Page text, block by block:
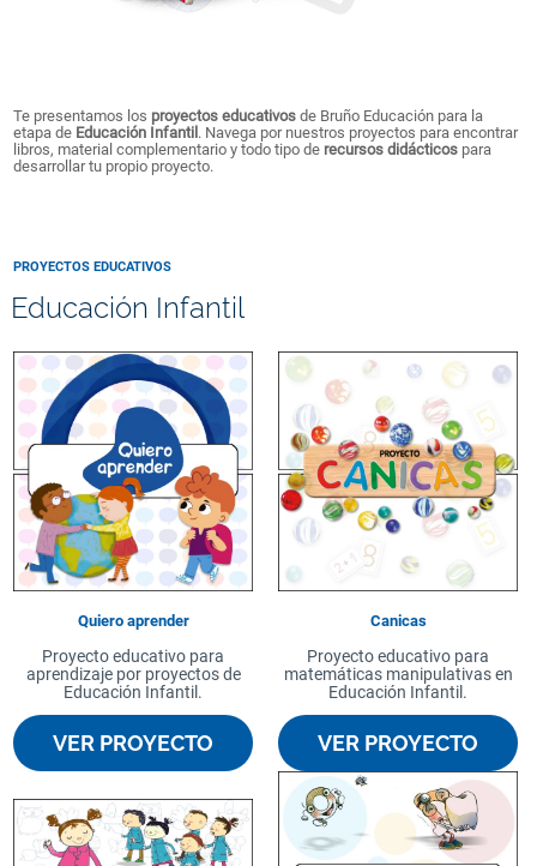
Te presentamos los proyectos educativos de Bruño Educación para la
etapa de Educación Infantil . Navega por nuestros proyectos para encontrar
libros, material complementario y todo tipo de recursos didácticos para
desarrollar tu propio proyecto.
PROYECTOS EDUCATIVOS
Educación Infantil
Quiero aprender
Proyecto educativo para
aprendizaje por proyectos de
Educación Infantil.
VER PROYECTO
Canicas
Proyecto educativo para
matemáticas manipulativas en
Educación Infantil.
VER PROYECTO